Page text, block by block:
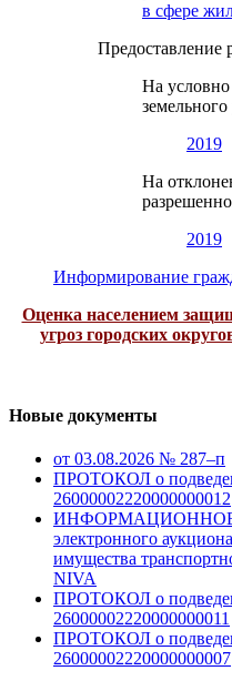
в сфере
Предоставление
На
земельного
2019
На
2019
Информирование
Оценка населением
угроз городских
Новые документы
от 03.08.2026 № 287–п
ПРОТОКОЛ о
26000002220000000012
ИНФОРМАЦИОННОЕ
электронного
имущества
NIVA
ПРОТОКОЛ о
26000002220000000011
ПРОТОКОЛ о
26000002220000000007